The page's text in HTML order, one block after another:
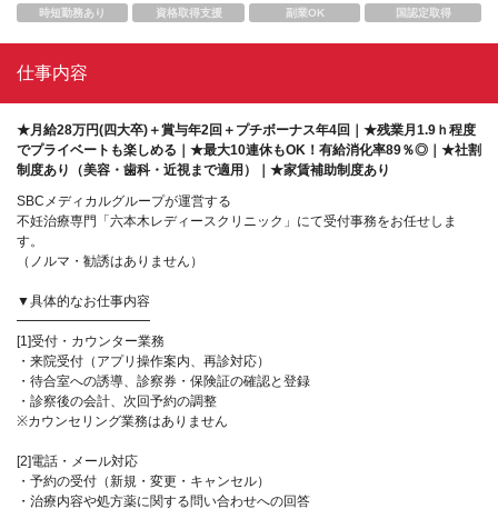
時短勤務あり
資格取得支援 副業OK 国認定取得
仕事内容
★月給28万円(四大卒)＋賞与年2回＋プチボーナス年4回｜★残業月1.9ｈ程度
でプライベートも楽しめる｜★最大10連休もOK！有給消化率89％◎｜★社割
制度あり（美容・歯科・近視まで適用）｜★家賃補助制度あり
SBCメディカルグループが運営する
不妊治療専門「六本木レディースクリニック」にて受付事務をお任せしま
す。
（ノルマ・勧誘はありません）
▼具体的なお仕事内容
━━━━━━━━━━
[1]受付・カウンター業務
・来院受付（アプリ操作案内、再診対応）
・待合室への誘導、診察券・保険証の確認と登録
・診察後の会計、次回予約の調整
※カウンセリング業務はありません
[2]電話・メール対応
・予約の受付（新規・変更・キャンセル）
・治療内容や処方薬に関する問い合わせへの回答